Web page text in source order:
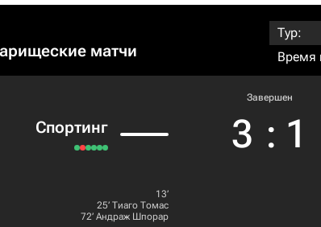
матчи
Тур:
Время
Спортинг
Завершен
3 : 1
13‎’‎
25‎’‎ Тиаго Томас
72‎’‎ Андраж Шпорар